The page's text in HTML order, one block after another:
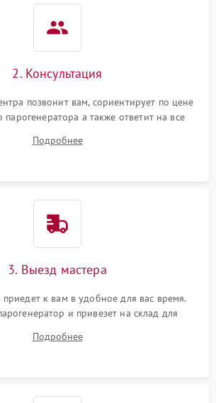
2. Консультация
позвонит вам, сориентирует по цене
парогенератора а также ответит на все
Подробнее
3. Выезд мастера
приедет к вам в удобное для вас время.
и привезет на склад для
Подробнее